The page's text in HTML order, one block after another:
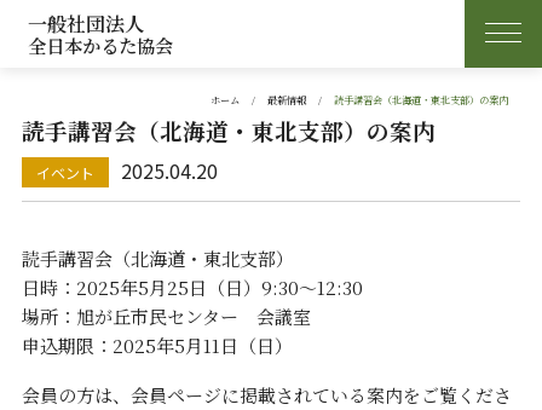
一般社団法人
全日本かるた協会
ホーム 最新情報 読手講習会（北海道・東北支部）の案内
読手講習会（北海道・東北支部）の案内
2025.04.20
読手講習会（北海道・東北支部）
日時：2025年5月25日（日）9:30～12:30
場所：旭が丘市民センター 会議室
申込期限：2025年5月11日（日）
会員の方は、会員ページに掲載されている案内をご覧くださ